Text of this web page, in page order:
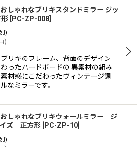
しゃれなブリキスタンドミラー ジッ
PC-ZP-008
)
円)
リキのフレーム、背面のデザイン
ったハードボードの 異素材の組み
材感にこだわったヴィンテージ調
なミラーです。
しゃれなブリキウォールミラー ジ
イズ 正方形
PC-ZP-10
)